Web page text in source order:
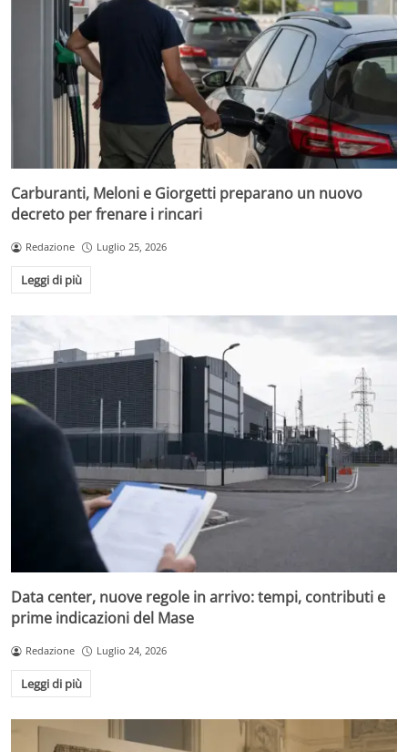
Carburanti, Meloni e Giorgetti preparano un nuovo
decreto per frenare i rincari
Redazione Luglio 25, 2026
Leggi di più
Data center, nuove regole in arrivo: tempi, contributi e
prime indicazioni del Mase
Redazione Luglio 24, 2026
Leggi di più